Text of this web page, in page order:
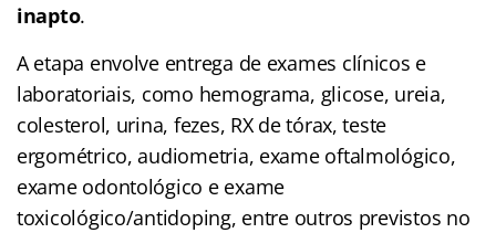
inapto.
A etapa envolve entrega de exames clínicos e
laboratoriais, como hemograma, glicose, ureia,
colesterol, urina, fezes, RX de tórax, teste
ergométrico, audiometria, exame oftalmológico,
exame odontológico e exame
toxicológico/antidoping, entre outros previstos no